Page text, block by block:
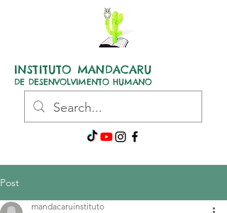
INSTITUTO MANDACARU
DE DESENVOLVIMENTO HUMANO
Post
mandacaruinstituto